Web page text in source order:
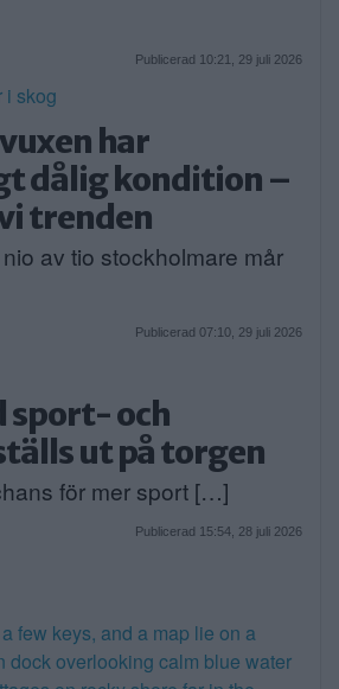
Publicerad 10:21, 29 juli 2026
har
dålig kondition –
trenden
av tio stockholmare mår
Publicerad 07:10, 29 juli 2026
sport- och
ut på torgen
för mer sport […]
Publicerad 15:54, 28 juli 2026